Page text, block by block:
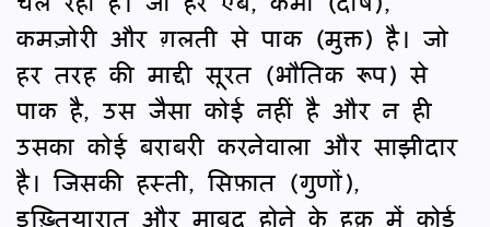
कमज़ोरी और ग़लती से पाक (मुक्त) है। जो
हर तरह की माद्दी सूरत (भौतिक रूप) से
पाक है, उस जैसा कोई नहीं है और न ही
उसका कोई बराबरी करनेवाला और साझीदार
है। जिसकी हस्ती, सिफ़ात (गुणों),
इख़्तियारात और माबूद होने के हक़ में कोई